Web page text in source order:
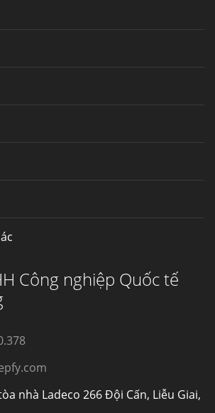
Công nghiệp Quốc tế
nhà Ladeco 266 Đội Cấn, Liễu Giai,